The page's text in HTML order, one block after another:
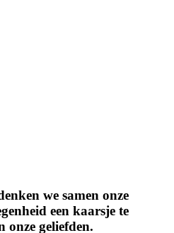
we samen onze
een kaarsje te
geliefden.